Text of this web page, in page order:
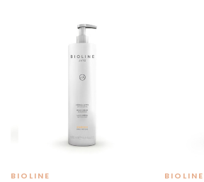
BIOLINE BIOLINE